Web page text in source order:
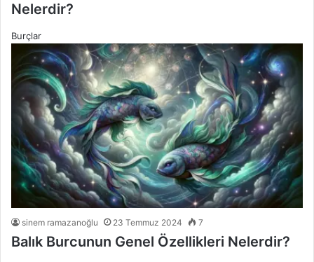
Nelerdir?
Burçlar
sinem ramazanoğlu 23 Temmuz 2024 7
Balık Burcunun Genel Özellikleri Nelerdir?